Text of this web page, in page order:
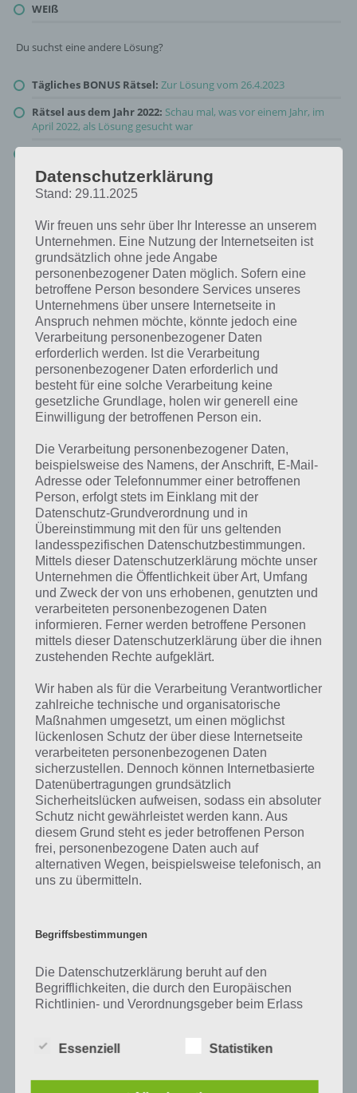
WEIß
Du suchst eine andere Lösung?
Tägliches BONUS Rätsel: Zur Lösung vom 26.4.2023
Rätsel aus dem Jahr 2022: Schau mal, was vor einem Jahr, im
April 2022, als Lösung gesucht war
Kurze Begriffserklärung zur Lösung Weiß
Weiß ist die Lösung für das tägliche Rätsel am 26.4.2023 in 4 Bilder 1
Wort, doch welche Bedeutung hat dieses eigentlich und was gibt es
dazu zu wissen? Passt das Wort auch zu Ach, wie Süß? Zu
kurze Begriffserklärung!
Zu Weiß haben wir zunächst keine weiteren Informationen parat!
Auf WhatsApp teilen Teilen auf Facebook
Tweet auf Twitter
Datenschutzerklärung
Stand: 29.11.2025
Wir freuen uns sehr über Ihr Interesse an unserem
Unternehmen. Eine Nutzung der Internetseiten ist
grundsätzlich ohne jede Angabe
personenbezogener Daten möglich. Sofern eine
betroffene Person besondere Services unseres
Unternehmens über unsere Internetseite in
Anspruch nehmen möchte, könnte jedoch eine
Verarbeitung personenbezogener Daten
erforderlich werden. Ist die Verarbeitung
personenbezogener Daten erforderlich und
besteht für eine solche Verarbeitung keine
gesetzliche Grundlage, holen wir generell eine
Einwilligung der betroffenen Person ein.
Die Verarbeitung personenbezogener Daten,
beispielsweise des Namens, der Anschrift, E-Mail-
Adresse oder Telefonnummer einer betroffenen
Person, erfolgt stets im Einklang mit der
Datenschutz-Grundverordnung und in
Übereinstimmung mit den für uns geltenden
landesspezifischen Datenschutzbestimmungen.
Mittels dieser Datenschutzerklärung möchte unser
Unternehmen die Öffentlichkeit über Art, Umfang
und Zweck der von uns erhobenen, genutzten und
verarbeiteten personenbezogenen Daten
informieren. Ferner werden betroffene Personen
mittels dieser Datenschutzerklärung über die ihnen
zustehenden Rechte aufgeklärt.
Wir haben als für die Verarbeitung Verantwortlicher
zahlreiche technische und organisatorische
Maßnahmen umgesetzt, um einen möglichst
lückenlosen Schutz der über diese Internetseite
verarbeiteten personenbezogenen Daten
sicherzustellen. Dennoch können Internetbasierte
Datenübertragungen grundsätzlich
Sicherheitslücken aufweisen, sodass ein absoluter
Schutz nicht gewährleistet werden kann. Aus
diesem Grund steht es jeder betroffenen Person
frei, personenbezogene Daten auch auf
alternativen Wegen, beispielsweise telefonisch, an
uns zu übermitteln.
Begriffsbestimmungen
Die Datenschutzerklärung beruht auf den
Begrifflichkeiten, die durch den Europäischen
Richtlinien- und Verordnungsgeber beim Erlass
soll sowohl für die Öffentlichkeit als auch für
lesbar und verständlich sein. Um dies zu
Essenziell Statistiken